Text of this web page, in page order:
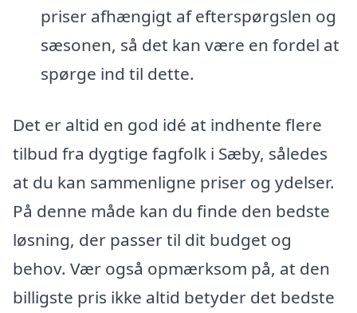
priser afhængigt af efterspørgslen og
sæsonen, så det kan være en fordel at
spørge ind til dette.
Det er altid en god idé at indhente flere
tilbud fra dygtige fagfolk i Sæby, således
at du kan sammenligne priser og ydelser.
På denne måde kan du finde den bedste
løsning, der passer til dit budget og
behov. Vær også opmærksom på, at den
billigste pris ikke altid betyder det bedste